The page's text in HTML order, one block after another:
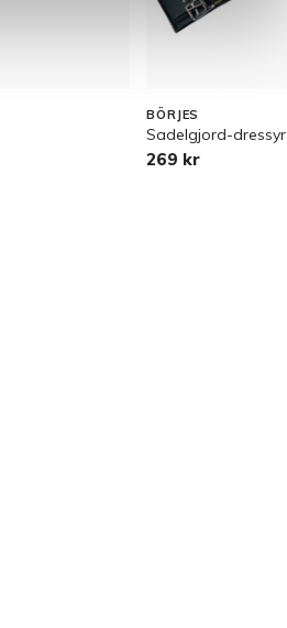
BÖRJES
Sadelgjord-dressyr
269 kr